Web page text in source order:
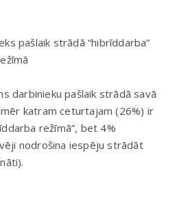
pašlaik strādā “hibrīddarba”
darbinieku pašlaik strādā savā
katram ceturtajam (26%) ir
režīmā”, bet 4%
nodrošina iespēju strādāt